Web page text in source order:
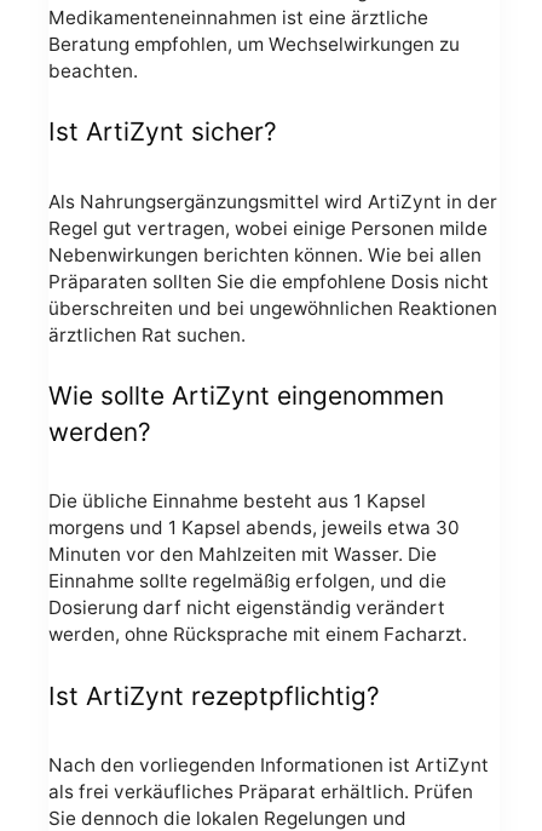
Medikamenteneinnahmen ist eine ärztliche
Beratung empfohlen, um Wechselwirkungen zu
beachten.
Ist ArtiZynt sicher?
Als Nahrungsergänzungsmittel wird ArtiZynt in der
Regel gut vertragen, wobei einige Personen milde
Nebenwirkungen berichten können. Wie bei allen
Präparaten sollten Sie die empfohlene Dosis nicht
überschreiten und bei ungewöhnlichen Reaktionen
ärztlichen Rat suchen.
Wie sollte ArtiZynt eingenommen
werden?
Die übliche Einnahme besteht aus 1 Kapsel
morgens und 1 Kapsel abends, jeweils etwa 30
Minuten vor den Mahlzeiten mit Wasser. Die
Einnahme sollte regelmäßig erfolgen, und die
Dosierung darf nicht eigenständig verändert
werden, ohne Rücksprache mit einem Facharzt.
Ist ArtiZynt rezeptpflichtig?
Nach den vorliegenden Informationen ist ArtiZynt
als frei verkäufliches Präparat erhältlich. Prüfen
Sie dennoch die lokalen Regelungen und